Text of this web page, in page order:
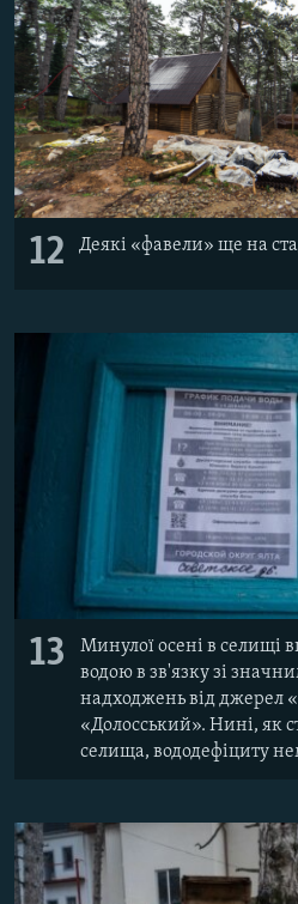
12 Деякі «фавели» ще на
13
Минулої осені в селищі
водою в зв'язку зі
надходжень від джерел
«Долосський». Нині, як
селища, вододефіциту